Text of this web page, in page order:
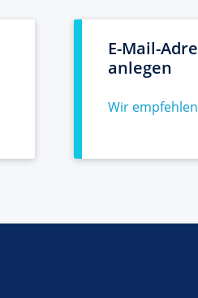
E-Mail-
anlegen
Wir